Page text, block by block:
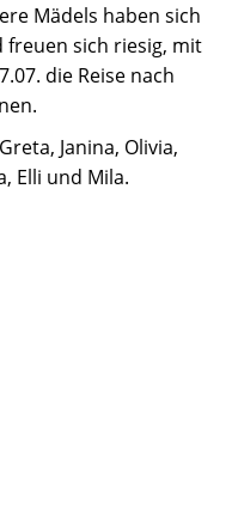
Mädels haben sich
sich riesig, mit
die Reise nach
Janina, Olivia,
Elli und Mila.